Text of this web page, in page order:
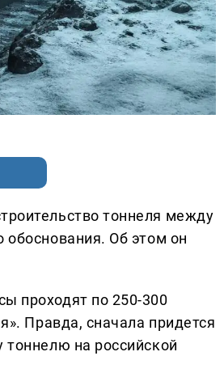
тоннеля между
обоснования. Об этом он
проходят по 250-300
Правда, сначала придется
тоннелю на российской